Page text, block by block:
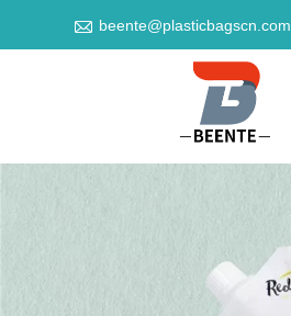
 beente@plasticbagscn.com